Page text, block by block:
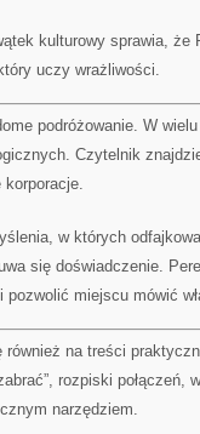
kulturowy sprawia,
uczy wrażliwości.
podróżowanie. W
Czytelnik
korporacje.
w których
się doświadczenie.
miejscu mówić
na treści
rozpiski połączeń,
narzędziem.